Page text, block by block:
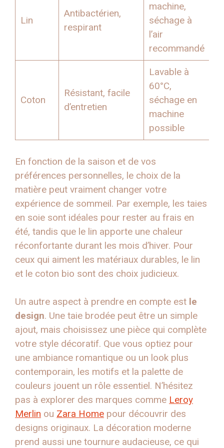
Lin
Antibactérien,
respirant
machine,
séchage à
l’air
recommandé
Coton
Résistant, facile
d’entretien
Lavable à
60°C,
séchage en
machine
possible
En fonction de la saison et de vos
préférences personnelles, le choix de la
matière peut vraiment changer votre
expérience de sommeil. Par exemple, les taies
en soie sont idéales pour rester au frais en
été, tandis que le lin apporte une chaleur
réconfortante durant les mois d’hiver. Pour
ceux qui aiment les matériaux durables, le lin
et le coton bio sont des choix judicieux.
Un autre aspect à prendre en compte est le
design. Une taie brodée peut être un simple
ajout, mais choisissez une pièce qui complète
votre style décoratif. Que vous optiez pour
une ambiance romantique ou un look plus
contemporain, les motifs et la palette de
couleurs jouent un rôle essentiel. N’hésitez
pas à explorer des marques comme Leroy
Merlin ou Zara Home pour découvrir des
designs originaux. La décoration moderne
prend aussi une tournure audacieuse, ce qui